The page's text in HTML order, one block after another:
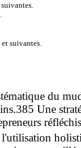
suivantes.
du
Une